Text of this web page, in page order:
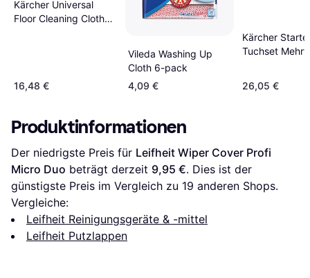
Kärcher Universal
Floor Cleaning Cloths
16,48 €
Vileda Washing Up
Cloth 6-pack
4,09 €
Kärcher
Tuchset
26,05 €
Produktinformationen
Der niedrigste Preis für Leifheit Wiper Cover Profi
Micro Duo beträgt derzeit 9,95 €. Dies ist der
günstigste Preis im Vergleich zu 19 anderen Shops.
Vergleiche:
Leifheit Reinigungsgeräte & -mittel
Leifheit Putzlappen